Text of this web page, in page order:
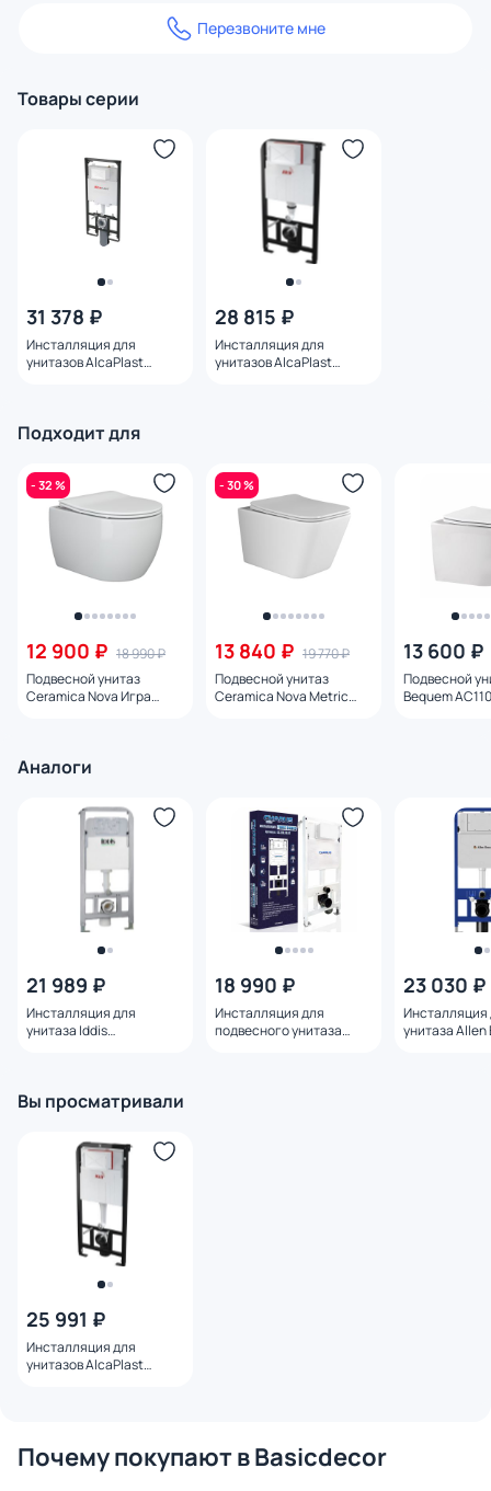
Перезвоните мне
Товары серии
31 378 ₽
Инсталляция для
унитазов AlcaPlast
28 815 ₽
Инсталляция для
унитазов AlcaPlast
Подходит для
- 32 %
12 900 ₽ 18 990 ₽
Подвесной унитаз
Ceramica Nova Игра
- 30 %
13 840 ₽ 19 770 ₽
Подвесной унитаз
Ceramica Nova Metric
13 600 ₽
Подвесной
Bequem
Аналоги
21 989 ₽
Инсталляция для
унитаза Iddis
18 990 ₽
Инсталляция для
подвесного унитаза
23 030 ₽
Инсталляция
унитаза Allen
Вы просматривали
25 991 ₽
Инсталляция для
унитазов AlcaPlast
Почему покупают в Basicdecor